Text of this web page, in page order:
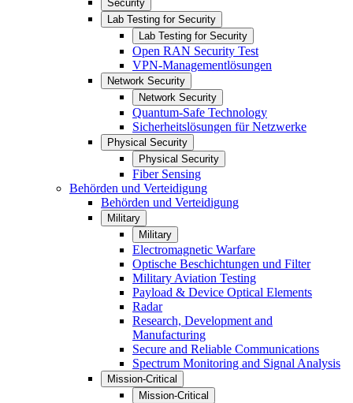
Security
Lab Testing for Security
Lab Testing for Security
Open RAN Security Test
VPN-Managementlösungen
Network Security
Network Security
Quantum-Safe Technology
Sicherheitslösungen für Netzwerke
Physical Security
Physical Security
Fiber Sensing
Behörden und Verteidigung
Behörden und Verteidigung
Military
Military
Electromagnetic Warfare
Optische Beschichtungen und Filter
Military Aviation Testing
Payload & Device Optical Elements
Radar
Research, Development and
Manufacturing
Secure and Reliable Communications
Spectrum Monitoring and Signal Analysis
Mission-Critical
Mission-Critical